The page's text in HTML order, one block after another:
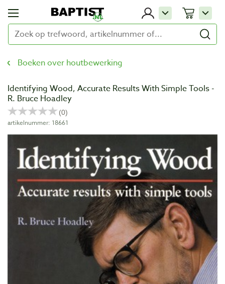
Boeken over houtbewerking
Identifying Wood, Accurate Results With Simple Tools -
R. Bruce Hoadley
artikelnummer: 18661